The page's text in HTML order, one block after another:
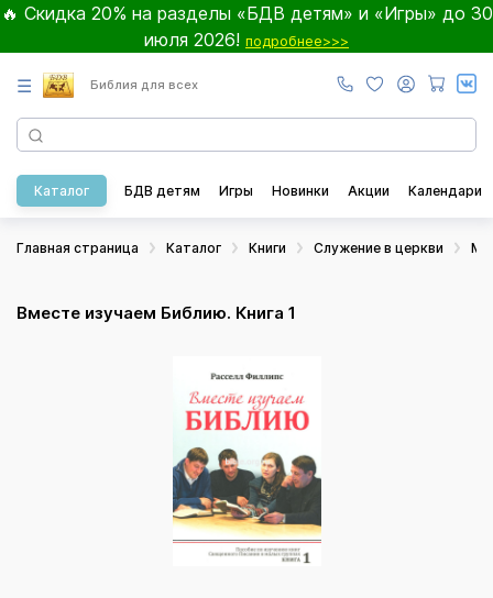
🔥 Скидка 20% на разделы «БДВ детям» и «Игры» до 30
июля 2026! подробнее>>>
☰ Библия для всех
Каталог БДВ детям Игры Новинки Акции Календари
Главная страница Каталог Книги Служение в церкви
Вместе изучаем Библию. Книга 1